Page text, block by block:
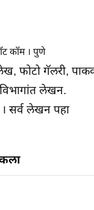
कॉम । पुणे
फोटो गॅलरी,
लेखन.
सर्व लेखन पहा